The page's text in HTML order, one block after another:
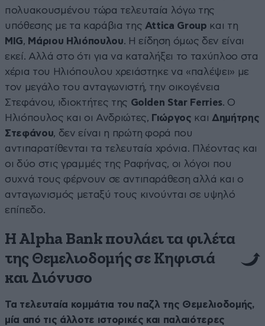
πολυακουσμένου τώρα τελευταία λόγω της
υπόθεσης με τα καράβια της Attica Group και τη
MIG, Μάριου Ηλιόπουλου. Η είδηση όμως δεν είναι
εκεί. Αλλά στο ότι για να καταλήξει το ταχύπλοο στα
χέρια του Ηλιόπουλου χρειάστηκε να «παλέψει» με
τον μεγάλο του ανταγωνιστή, την οικογένεια
Στεφάνου, ιδιοκτήτες της Golden Star Ferries. Ο
Ηλιόπουλος και οι Ανδριώτες, Γιώργος και Δημήτρης
Στεφάνου, δεν είναι η πρώτη φορά που
αντιπαρατίθενται τα τελευταία χρόνια. Πλέοντας και
οι δύο στις γραμμές της Ραφήνας, οι λόγοι που
συχνά τους φέρνουν σε αντιπαράθεση αλλά και ο
ανταγωνισμός μεταξύ τους κινούνται σε υψηλό
επίπεδο.
Η Alpha Bank πουλάει τα φιλέτα
της Θεμελιοδομής σε Κηφισιά
και Διόνυσο
Τα τελευταία κομμάτια του παζλ της Θεμελιοδομής,
μία από τις άλλοτε ιστορικές και παλαιότερες